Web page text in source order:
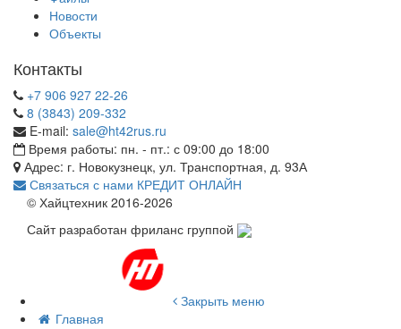
Новости
Объекты
Контакты
+7 906 927 22-26
8 (3843) 209-332
E-mail: sale@ht42rus.ru
Время работы: пн. - пт.: с 09:00 до 18:00
Адрес: г. Новокузнецк, ул. Транспортная, д. 93А
Связаться с нами КРЕДИТ ОНЛАЙН
© Хайцтехник 2016-2026
Сайт разработан фриланс группой
Закрыть меню
Главная